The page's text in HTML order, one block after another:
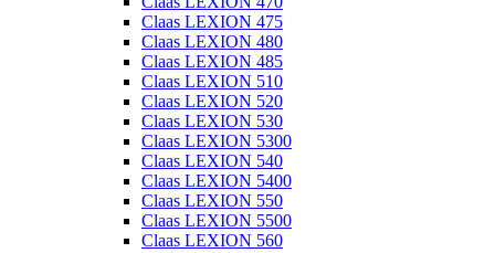
Claas LEXION 475
Claas LEXION 480
Claas LEXION 485
Claas LEXION 510
Claas LEXION 520
Claas LEXION 530
Claas LEXION 5300
Claas LEXION 540
Claas LEXION 5400
Claas LEXION 550
Claas LEXION 5500
Claas LEXION 560